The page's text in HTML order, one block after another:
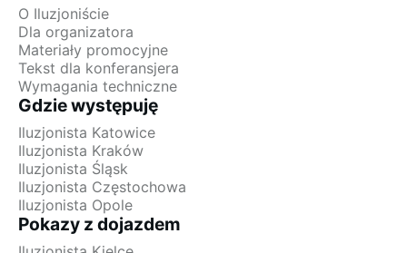
O Iluzjoniście
Dla organizatora
Materiały promocyjne
Tekst dla konferansjera
Wymagania techniczne
Gdzie występuję
Iluzjonista Katowice
Iluzjonista Kraków
Iluzjonista Śląsk
Iluzjonista Częstochowa
Iluzjonista Opole
Pokazy z dojazdem